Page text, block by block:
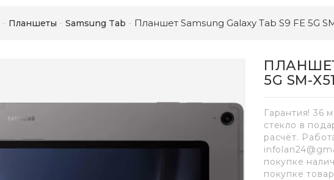
Планшеты Samsung Tab Планшет Samsung Galaxy Tab S9 FE 5G
ПЛАНШЕТ
5G SM-
Гарантия! 36
стекло в
расчёт.
покупке
покупке